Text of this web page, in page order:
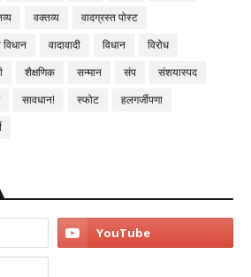
वक्तव्य
वादग्रस्त पोस्ट
वादावादी विधान
विरोध
शैक्षणिक सन्मान संप
संशयास्पद
सावधान! स्फोट
हलगर्जीपणा